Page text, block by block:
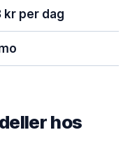
kr per dag
hos